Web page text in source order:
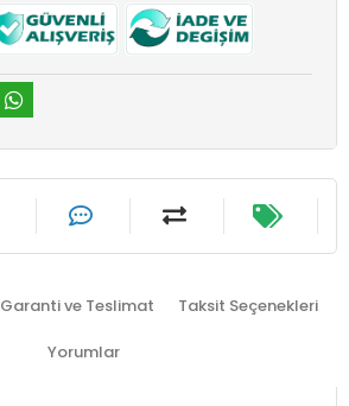
Garanti ve Teslimat Taksit Seçenekleri
Yorumlar